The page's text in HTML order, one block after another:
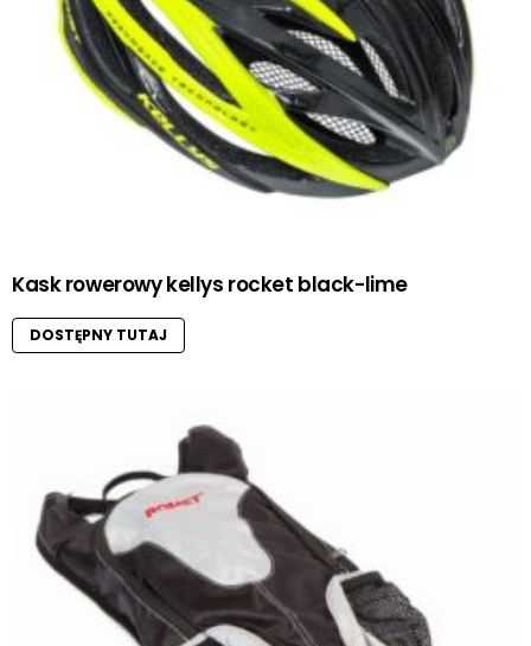
Kask rowerowy kellys rocket black-lime
DOSTĘPNY TUTAJ